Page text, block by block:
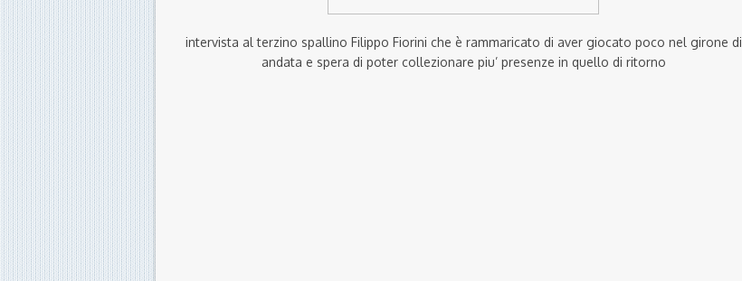
intervista al terzino spallino Filippo Fiorini che è rammaricato di aver giocato poco nel girone di
andata e spera di poter collezionare piu’ presenze in quello di ritorno